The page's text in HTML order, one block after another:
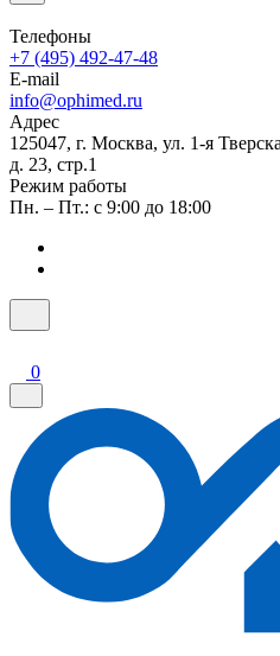
Телефоны
+7 (495) 492-47-48
E-mail
info@ophimed.ru
Адрес
125047, г. Москва, ул. 1-я
д. 23, стр.1
Режим работы
Пн. – Пт.: с 9:00 до 18:00
0